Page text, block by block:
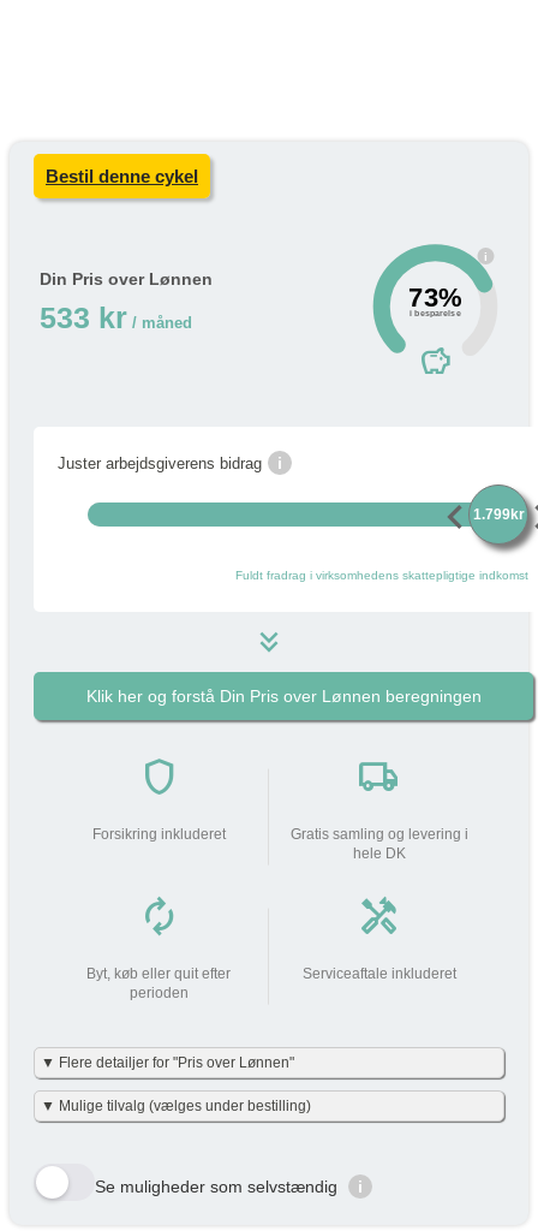
Bestil denne cykel
Din Pris over Lønnen
533 kr / måned
i
73%
i besparelse
savings
Juster arbejdsgiverens bidrag i
chevron_left1.799kr
Fuldt fradrag i virksomhedens skattepligtige indkomst
keyboard_double_arrow_down
1.799 kr
do_not_disturb_on
Beskatning (lidt som fri mobil) 533 kr
Klik her og forstå Din Pris over Lønnen beregningen
shield
Forsikring inkluderet
local_shipping
Gratis samling og levering i
hele DK
autorenew
Byt, køb eller quit efter
perioden
handyman
Serviceaftale inkluderet
▼ Flere detailjer for "Pris over Lønnen"
Vi har gjort det enkelt og har allerede lavet beregningerne for dig i
nettoudgiften + skat pr. måned – det er baseret på nettoskat + evt.
skatteprocent på 40 % og uden am-bidrag, som man ikke skal
betale ved cykel over lønnen. (effektiv skatteprocent: 32%). Skatten
kan variere en smule efter personlig skatteprocent.
▼ Mulige tilvalg (vælges under bestilling)
gule bestil knap og se alle tilvalg du kan vælge til denne cykel
Se muligheder som selvstændig i